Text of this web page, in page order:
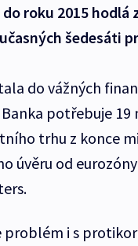
roku 2015
šedesáti
do vážných
potřebuje
trhu z konce
úvěru od
problém i s